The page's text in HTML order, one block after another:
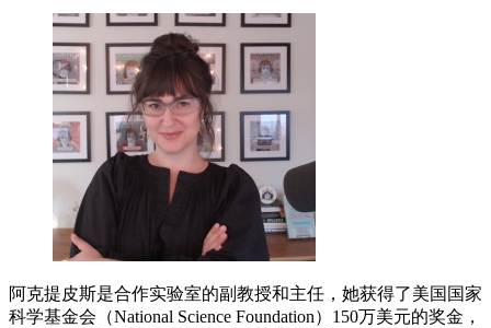
阿克提皮斯是合作实验室的副教授和主任，她获得了美国国家
科学基金会（National Science Foundation）150万美元的奖金，